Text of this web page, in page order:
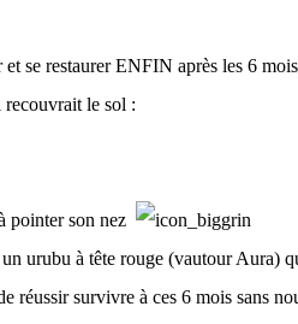
se restaurer ENFIN après les 6
recouvrait le sol :
pointer son nez
urubu à tête rouge (vautour Aura)
réussir survivre à ces 6 mois sans